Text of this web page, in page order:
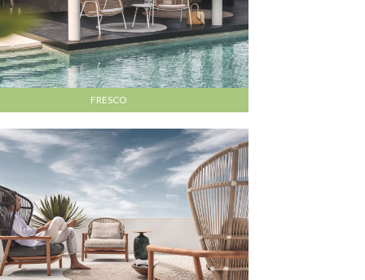
FRESCO